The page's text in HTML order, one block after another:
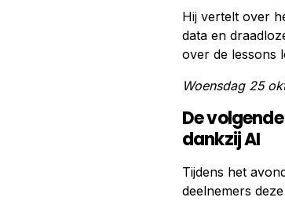
Hij vertelt over
data en
over de lessons
Woensdag 25
De
dankzij AI
Tijdens het
deelnemers